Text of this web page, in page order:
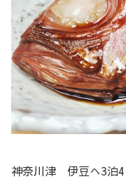
神奈川津 伊豆へ3泊4